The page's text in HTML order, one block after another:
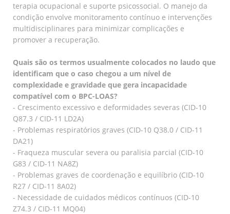
terapia ocupacional e suporte psicossocial. O manejo da
condição envolve monitoramento contínuo e intervenções
multidisciplinares para minimizar complicações e
promover a recuperação.
Quais são os termos usualmente colocados no laudo que
identificam que o caso chegou a um nível de
complexidade e gravidade que gera incapacidade
compatível com o BPC-LOAS?
- Crescimento excessivo e deformidades severas (CID-10
Q87.3 / CID-11 LD2A)
- Problemas respiratórios graves (CID-10 Q38.0 / CID-11
DA21)
- Fraqueza muscular severa ou paralisia parcial (CID-10
G83 / CID-11 NA8Z)
- Problemas graves de coordenação e equilíbrio (CID-10
R27 / CID-11 8A02)
- Necessidade de cuidados médicos contínuos (CID-10
Z74.3 / CID-11 MQ04)